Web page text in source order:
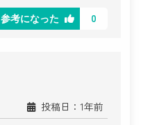
参考になった 0
投稿日：1年前